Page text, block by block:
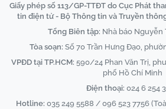
Giấy phép số 113/GP-TTĐT do Cục Phát
tin điện tử - Bộ Thông tin và Truyền
Tổng Biên tập: Nhà báo Nguyễn
Tòa soạn: Số 70 Trần Hưng Đạo,
VPĐD tại TP.HCM: 590/24 Phan Văn Trị,
phố Hồ Chí Minh
Điện thoại: 024 6 254
Hotline: 035 249 5588 / 096 523 7756